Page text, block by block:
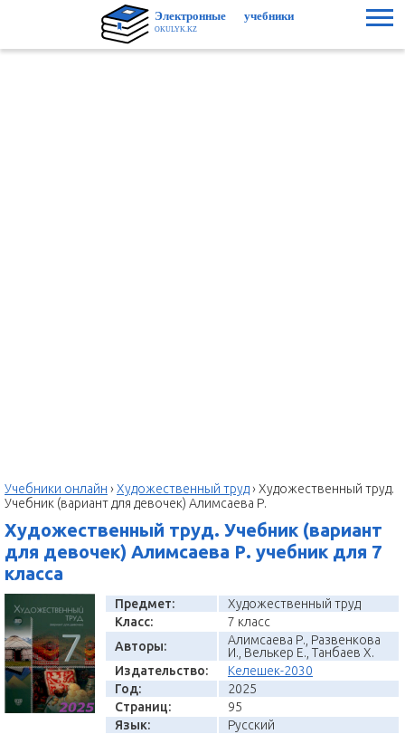
Учебники онлайн ›Художественный труд›Художественный труд.
Учебник (вариант для девочек) Алимсаева Р.
Художественный труд. Учебник (вариант
для девочек) Алимсаева Р. учебник для 7
класса
Предмет:
Художественный труд
Класс:
7 класс
Авторы:
Алимсаева Р., Развенкова
И., Велькер Е., Танбаев Х.
Издательство:
Келешек-2030
Год:
2025
Страниц:
95
Язык:
Русский